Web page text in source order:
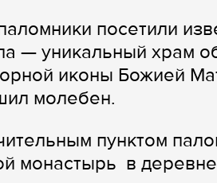
посетили
— уникальный храм
иконы Божией
молебен.
пунктом
монастырь в